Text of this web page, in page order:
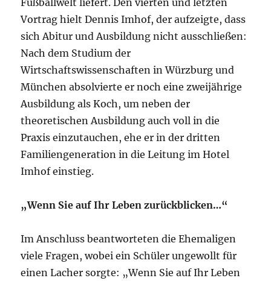
Fußballwelt liefert. Den vierten und letzten
Vortrag hielt Dennis Imhof, der aufzeigte, dass
sich Abitur und Ausbildung nicht ausschließen:
Nach dem Studium der
Wirtschaftswissenschaften in Würzburg und
München absolvierte er noch eine zweijährige
Ausbildung als Koch, um neben der
theoretischen Ausbildung auch voll in die
Praxis einzutauchen, ehe er in der dritten
Familiengeneration in die Leitung im Hotel
Imhof einstieg.
„Wenn Sie auf Ihr Leben zurückblicken…“
Im Anschluss beantworteten die Ehemaligen
viele Fragen, wobei ein Schüler ungewollt für
einen Lacher sorgte: „Wenn Sie auf Ihr Leben